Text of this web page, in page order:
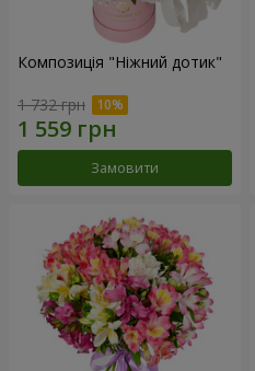
Композиція "Ніжний дотик"
1 732 грн
Замовити